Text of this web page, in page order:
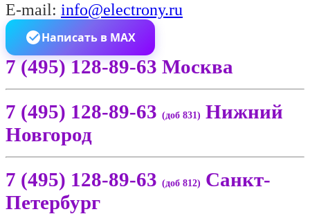
E-mail: info@electrony.ru
Написать в MAX
7 (495) 128-89-63 Москва
7 (495) 128-89-63 (доб 831) Нижний
Новгород
7 (495) 128-89-63 (доб 812) Санкт-
Петербург